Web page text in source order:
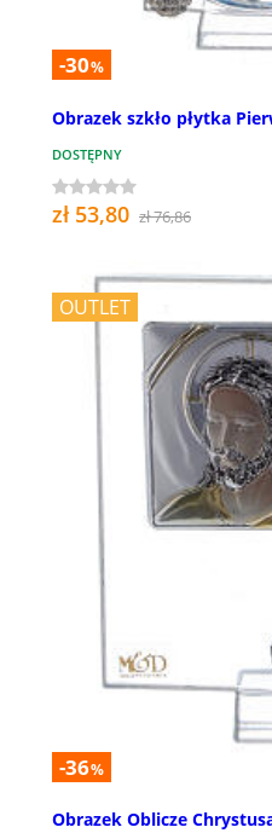
-30%
Obrazek szkło płytka
DOSTĘPNY
zł 53,80 zł 76,86
OUTLET
-36%
Obrazek Oblicze